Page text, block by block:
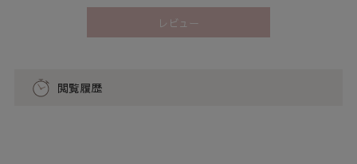
レビュー
閲覧履歴